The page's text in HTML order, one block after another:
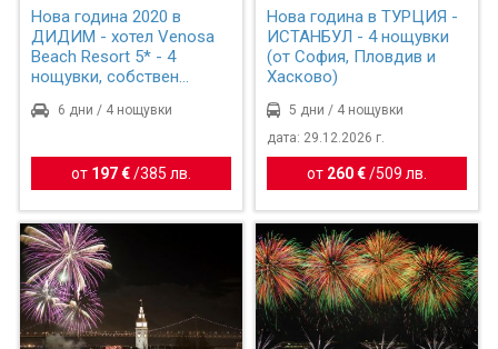
Нова година 2020 в
ДИДИМ - хотел Venosa
Beach Resort 5* - 4
нощувки, собствен
6 дни / 4 нощувки
от 197 € /385 лв.
Нова година в ТУРЦИЯ -
ИСТАНБУЛ - 4 нощувки
(от София, Пловдив и
Хасково)
5 дни / 4 нощувки
дата: 29.12.2026 г.
от 260 €/509 лв.